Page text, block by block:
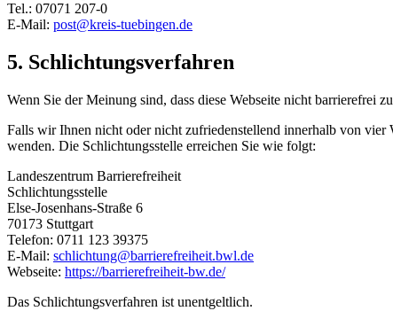
Tel.: 07071 207-0
E-Mail: post@kreis-tuebingen.de
5. Schlichtungsverfahren
Wenn Sie der Meinung sind, dass diese Webseite nicht barrierefrei
Falls wir Ihnen nicht oder nicht zufriedenstellend innerhalb von
wenden. Die Schlichtungsstelle erreichen Sie wie folgt:
Landeszentrum Barrierefreiheit
Schlichtungsstelle
Else-Josenhans-Straße 6
70173 Stuttgart
Telefon: 0711 123 39375
E-Mail: schlichtung@barrierefreiheit.bwl.de
Webseite: https://barrierefreiheit-bw.de/
Das Schlichtungsverfahren ist unentgeltlich.